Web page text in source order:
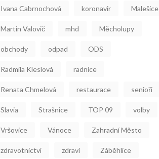
Ivana Cabrnochová koronavir Malešice
Martin Valovič mhd Měcholupy
obchody odpad ODS
Radmila Kleslová radnice
Renata Chmelová restaurace senioři
Slavia Strašnice TOP 09 volby
Vršovice Vánoce Zahradní Město
zdravotnictví zdraví Záběhlice